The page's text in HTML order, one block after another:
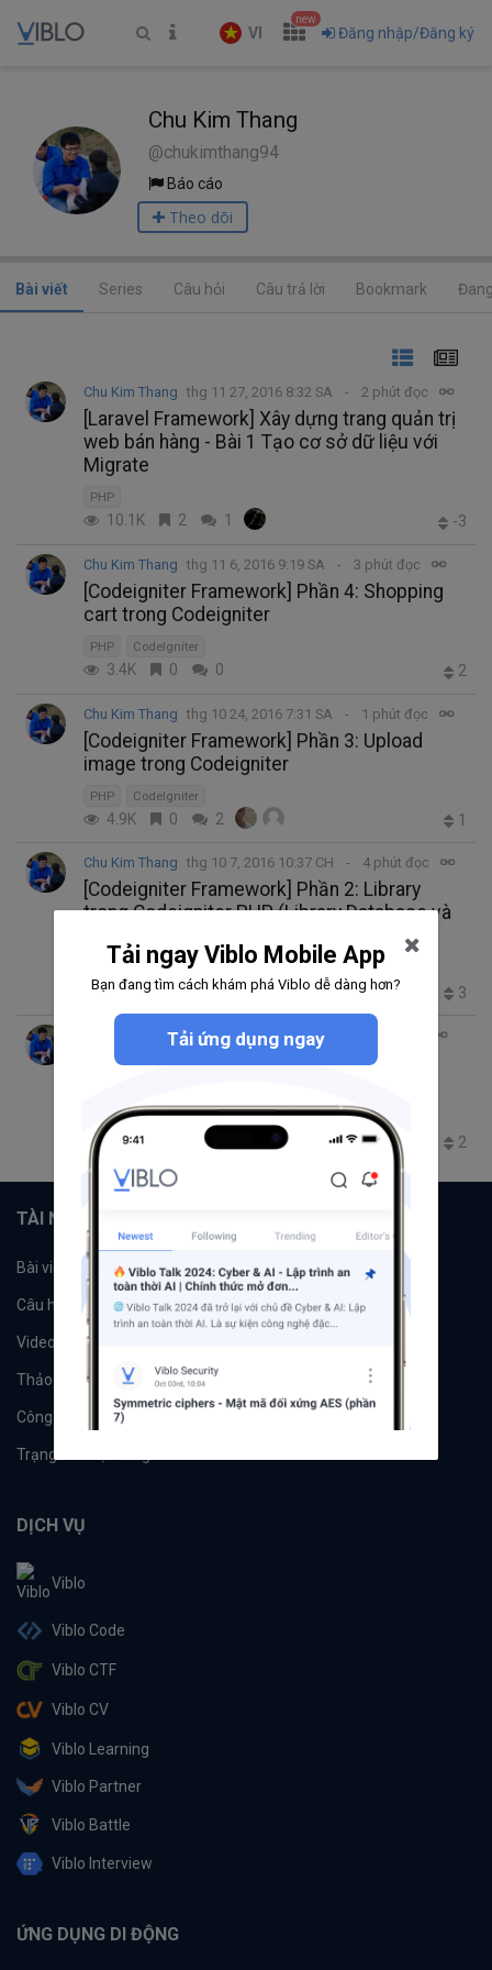
VI
new
Đăng nhập/Đăng ký
Chu Kim Thang
@chukimthang94
Báo cáo
Theo dõi
Bài viết Series Câu hỏi Câu trả lời Bookmark
Chu Kim Thang thg 11 27, 2016 8:32 SA 2 phút đọc
[Laravel Framework] Xây dựng trang quản trị
web bán hàng - Bài 1 Tạo cơ sở dữ liệu với
Migrate
PHP
10.1K 2 1 -3
Chu Kim Thang thg 11 6, 2016 9:19 SA 3 phút đọc
[Codeigniter Framework] Phần 4: Shopping
cart trong Codeigniter
PHP CodeIgniter
3.4K 0 0 2
Chu Kim Thang thg 10 24, 2016 7:31 SA 1 phút đọc
[Codeigniter Framework] Phần 3: Upload
image trong Codeigniter
PHP CodeIgniter
4.9K 0 2 1
Chu Kim Thang thg 10 7, 2016 10:37 CH 4 phút đọc
[Codeigniter Framework] Phần 2: Library
trong Codeigniter PHP (Library Database và
CodeIgniter
2.3K 1 0 3
Chu Kim Thang thg 9 21, 2016 3:47 CH
[Codeigniter Framework] Phần 1: Mô hình
PHP CodeIgniter
10.4K 2
TÀI NGUYÊN
Bài viết Tổ chức
Câu hỏi Tags
Videos
Thảo luận
Công cụ
Trạng thái hệ thống
DỊCH VỤ
Viblo
Viblo Code
Viblo CTF
Viblo CV
Viblo Learning
Viblo Partner
Viblo Battle
Viblo Interview
ỨNG DỤNG DI ĐỘNG
Tải ngay Viblo Mobile App
Bạn đang tìm cách khám phá Viblo dễ dàng hơn?
Tải ứng dụng ngay